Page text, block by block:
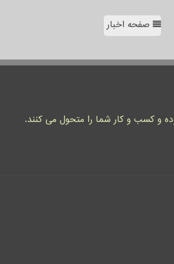
صفحه اخبار